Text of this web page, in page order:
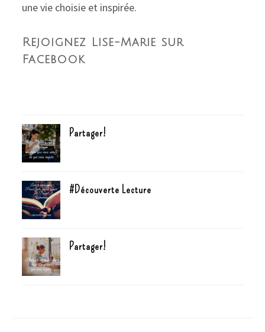
une vie choisie et inspirée.
Rejoignez Lise-Marie sur
Facebook
Partager!
#Découverte Lecture
Partager!